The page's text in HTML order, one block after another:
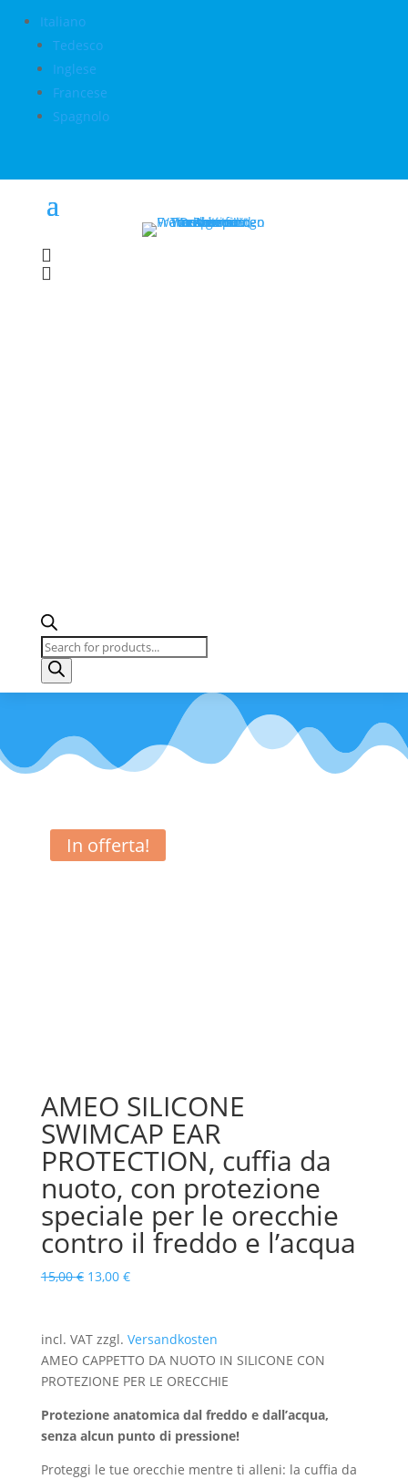
Italiano
Tedesco
Inglese
Francese
Spagnolo


Products
search
In offerta!
AMEO SILICONE
SWIMCAP EAR
PROTECTION, cuffia da
nuoto, con protezione
speciale per le orecchie
contro il freddo e l’acqua
15,00€ Il
era:
15,00 €.
13,00 €Il
è:
13,00 €.
incl. VAT zzgl. Versandkosten
AMEO CAPPETTO DA NUOTO IN SILICONE CON
PROTEZIONE PER LE ORECCHIE
Protezione anatomica dal freddo e dall’acqua,
senza alcun punto di pressione!
Proteggi le tue orecchie mentre ti alleni: la cuffia da